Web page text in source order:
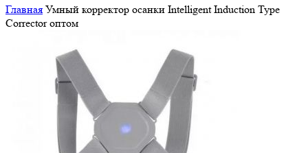
Главная Умный корректор осанки Intelligent Induction Type
Corrector оптом